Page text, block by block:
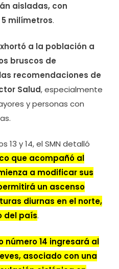
aisladas, con
milímetros.
a la población a
bruscos de
recomendaciones de
Salud, especialmente
y personas con
13 y 14, el SMN detalló
que acompañó al
a modificar sus
un ascenso
diurnas en el norte,
del país.
número 14 ingresará al
asociado con una